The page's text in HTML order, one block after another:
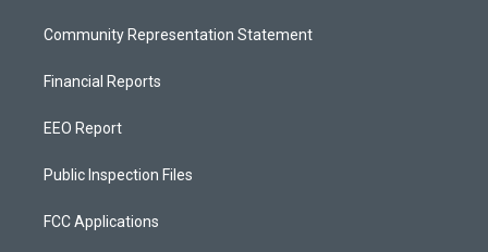
Community Representation Statement
Financial Reports
EEO Report
Public Inspection Files
FCC Applications